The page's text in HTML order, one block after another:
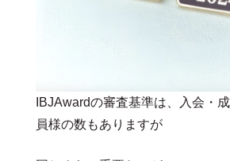
IBJAwardの審査基準は、入会・
員様の数もありますが